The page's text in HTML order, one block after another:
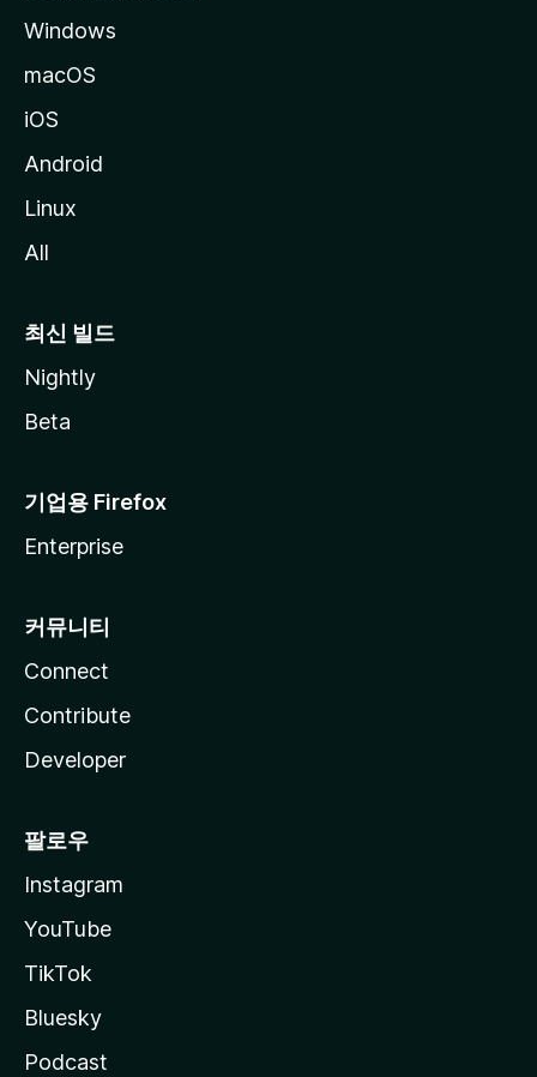
Windows
macOS
iOS
Android
Linux
All
최신 빌드
Nightly
Beta
기업용 Firefox
Enterprise
커뮤니티
Connect
Contribute
Developer
팔로우
Instagram
YouTube
TikTok
Bluesky
Podcast